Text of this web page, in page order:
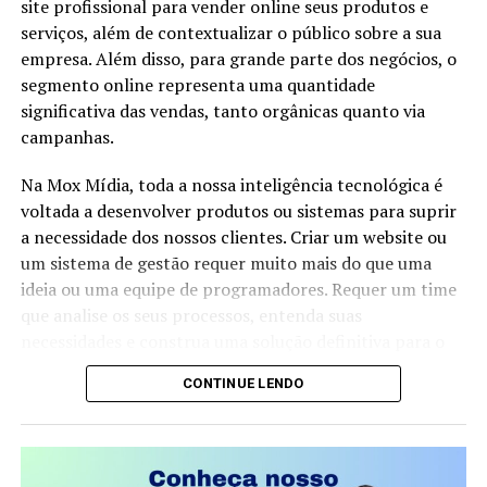
TÓPICOS RELACIONADOS
A SEGUIR
Pedidos de falência crescem 44% no Brasil
NÃO PERCA
Inteligência de crédito transforma o sonho em realidade
financeira
Mais do que discutir o “fim do PT”, o debate político
atual gira em torno da transformação dos partidos
tradicionais diante de uma sociedade cada vez mais
conectada, polarizada e exigente. O futuro da legenda
dependerá de sua capacidade de renovação, de
sua relevância junto ao eleitorado brasileiro.
FONTE: Volnei Barboza
aliados do ex-presidente, o texto ganhou uma nova
discussão na Câmara…
BRASIL DAS INJUSTIÇAS… E O POVO PAGA A CONTA.
site profissional para vender online seus produtos e
serviços, além de contextualizar o público sobre a sua
empresa. Além disso, para grande parte dos negócios, o
segmento online representa uma quantidade
significativa das vendas, tanto orgânicas quanto via
campanhas.
Na Mox Mídia, toda a nossa inteligência tecnológica é
voltada a desenvolver produtos ou sistemas para suprir
a necessidade dos nossos clientes. Criar um website ou
um sistema de gestão requer muito mais do que uma
ideia ou uma equipe de programadores. Requer um time
que analise os seus processos, entenda suas
seu problema.
vendedor e bem escrito. Mas não podemos esquecer de
manter a estrutura perfeito para buscadores. Este é o
CONTINUE LENDO